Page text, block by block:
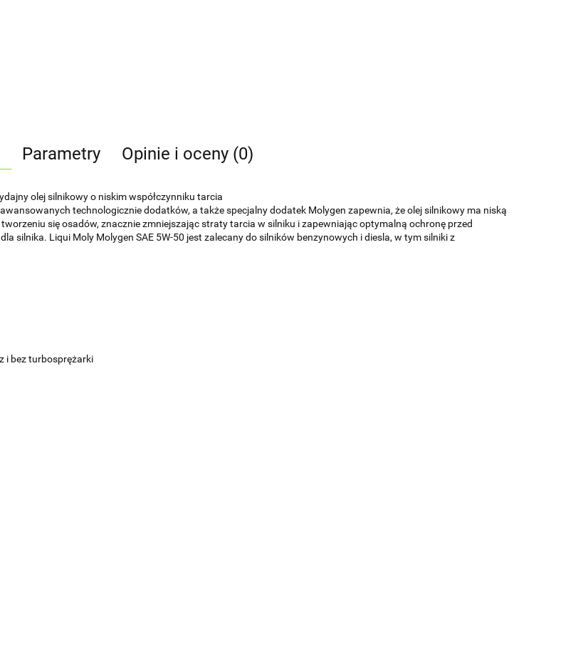
Parametry Opinie i oceny (0)
olej silnikowy o niskim współczynniku tarcia
technologicznie dodatków, a także specjalny dodatek Molygen zapewnia, że ​​olej silnikowy ma niską
się osadów, znacznie zmniejszając straty tarcia w silniku i zapewniając optymalną ochronę przed
silnika. Liqui Moly Molygen SAE 5W-50 jest zalecany do silników benzynowych i diesla, w tym silniki z
i bez turbosprężarki